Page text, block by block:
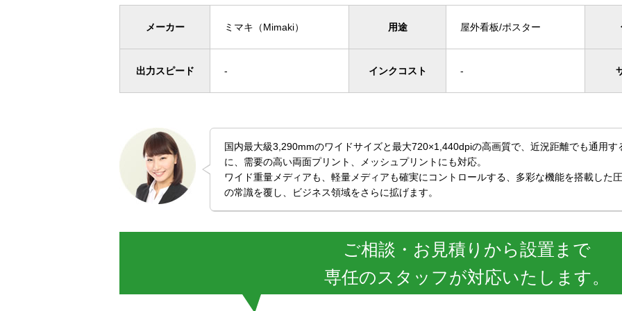
メーカー ミマキ（Mimaki） 用途 屋外看板/ポスター
出力スピード - インクコスト -
国内最大級3,290mmのワイドサイズと最大720×1,440dpiの高画質で、近況距離でも通用
に、需要の高い両面プリント、メッシュプリントにも対応。
ワイド重量メディアも、軽量メディアも確実にコントロールする、多彩な機能を搭載した
の常識を覆し、ビジネス領域をさらに拡げます。
ご相談・お見積りから設置まで
専任のスタッフが対応いたします。